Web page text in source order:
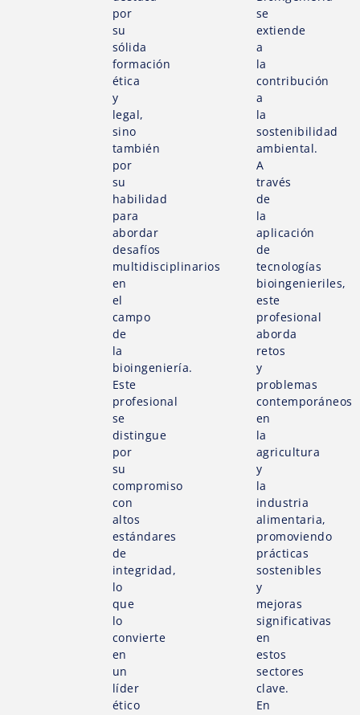
por
su
sólida
formación
ética
y
legal,
sino
también
por
su
habilidad
para
abordar
desafíos
multidisciplinarios
en
el
campo
de
la
bioingeniería.
Este
profesional
se
distingue
por
su
compromiso
con
altos
estándares
de
integridad,
lo
que
lo
convierte
en
un
líder
ético
se
extiende
a
la
contribución
a
la
sostenibilidad
ambiental.
A
través
de
la
aplicación
de
tecnologías
bioingenieriles,
este
profesional
aborda
retos
y
problemas
contemporáneos
en
la
agricultura
y
la
industria
alimentaria,
promoviendo
prácticas
sostenibles
y
mejoras
significativas
en
estos
sectores
clave.
En